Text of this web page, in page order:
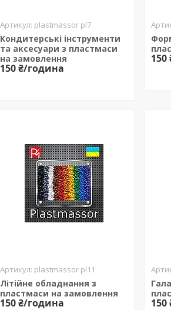
plastmassor pl7
Кондитерські інструменти
та аксесуари з пластмаси
на замовлення
150 ₴/година
plastmassor pl11
Літійне обладнання з
пластмаси на замовлення
150 ₴/година